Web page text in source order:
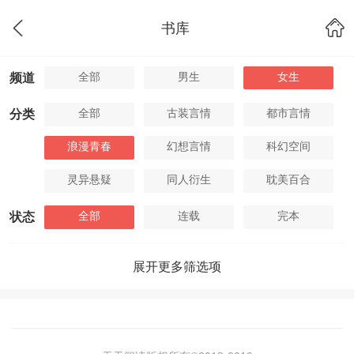
书库
频道 全部 男生 女生
分类 全部 古装言情 都市言情
浪漫青春 幻想言情 科幻空间
灵异悬疑 同人衍生 耽美百合
状态 全部 连载 完本
展开更多筛选项